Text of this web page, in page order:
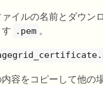
イルの名前とダウン
.pem 。
容をコピーして他の